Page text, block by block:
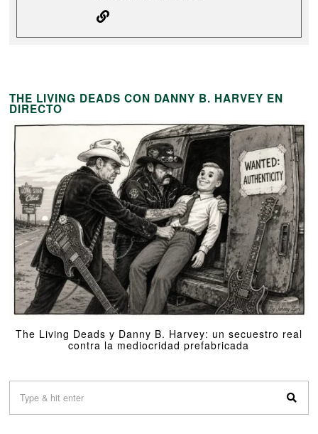
THE LIVING DEADS CON DANNY B. HARVEY EN
DIRECTO
The Living Deads y Danny B. Harvey: un secuestro real
contra la mediocridad prefabricada